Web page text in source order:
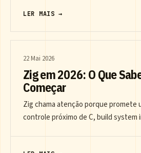
LER MAIS →
22 Mai 2026
Zig em 2026: O Que
Começar
Zig chama atenção porque promete
controle próximo de C, build